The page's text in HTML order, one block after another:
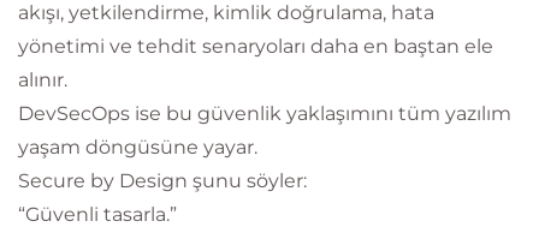
akışı, yetkilendirme, kimlik doğrulama, hata
yönetimi ve tehdit senaryoları daha en baştan ele
alınır.
DevSecOps ise bu güvenlik yaklaşımını tüm yazılım
yaşam döngüsüne yayar.
Secure by Design şunu söyler:
“Güvenli tasarla.”